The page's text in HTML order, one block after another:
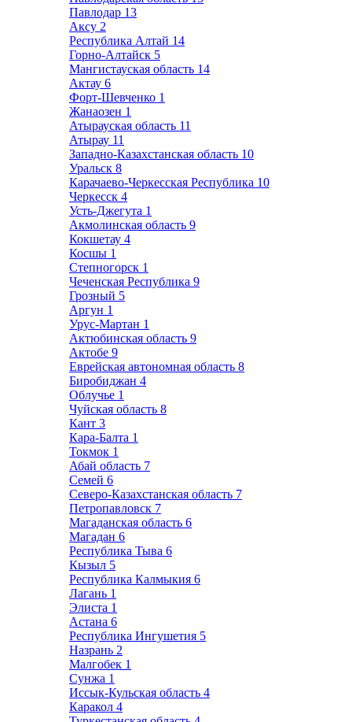
Павлодар 13
Аксу 2
Республика Алтай 14
Горно-Алтайск 5
Мангистауская область 14
Актау 6
Форт-Шевченко 1
Жанаозен 1
Атырауская область 11
Атырау 11
Западно-Казахстанская область 10
Уральск 8
Карачаево-Черкесская Республика 10
Черкесск 4
Усть-Джегута 1
Акмолинская область 9
Кокшетау 4
Косшы 1
Степногорск 1
Чеченская Республика 9
Грозный 5
Аргун 1
Урус-Мартан 1
Актюбинская область 9
Актобе 9
Еврейская автономная область 8
Биробиджан 4
Облучье 1
Чуйская область 8
Кант 3
Кара-Балта 1
Токмок 1
Абай область 7
Семей 6
Северо-Казахстанская область 7
Петропавловск 7
Магаданская область 6
Магадан 6
Республика Тыва 6
Кызыл 5
Республика Калмыкия 6
Лагань 1
Элиста 1
Астана 6
Республика Ингушетия 5
Назрань 2
Малгобек 1
Сунжа 1
Иссык-Кульская область 4
Каракол 4